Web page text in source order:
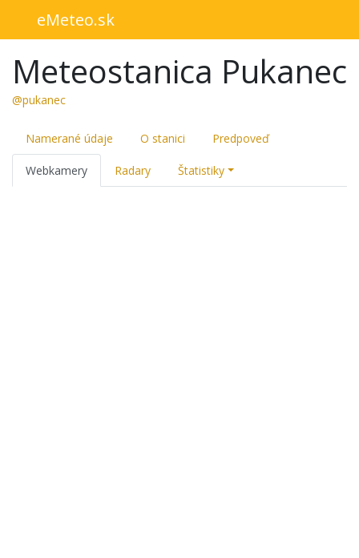
eMeteo.sk
Meteostanica Pukanec
@pukanec
Namerané údaje O stanici Predpoveď
Webkamery Radary Štatistiky